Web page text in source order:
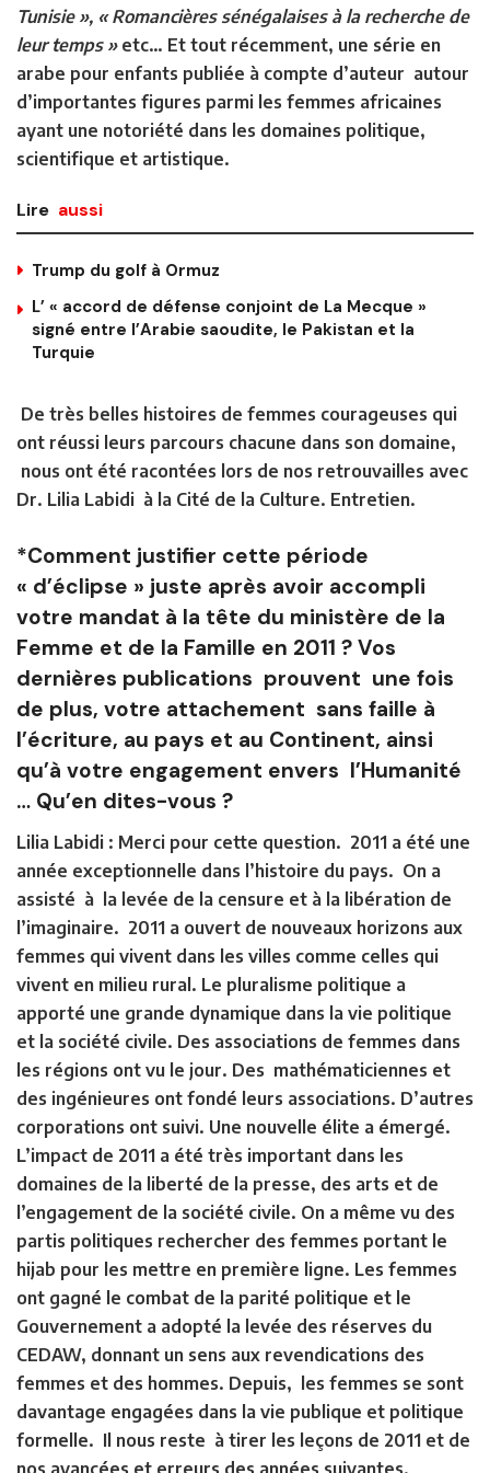
Tunisie », « Romancières sénégalaises à la recherche de
leur temps »etc… Et tout récemment, une série en
arabe pour enfants publiée à compte d’auteur autour
d’importantes figures parmi les femmes africaines
ayant une notoriété dans les domaines politique,
scientifique et artistique.
Lire aussi
Trump du golf à Ormuz
L’ « accord de défense conjoint de La Mecque »
signé entre l’Arabie saoudite, le Pakistan et la
Turquie
De très belles histoires de femmes courageuses qui
ont réussi leurs parcours chacune dans son domaine,
nous ont été racontées lors de nos retrouvailles avec
Dr. Lilia Labidi à la Cité de la Culture. Entretien.
*Comment justifier cette période
« d’éclipse » juste après avoir accompli
votre mandat à la tête du ministère de la
Femme et de la Famille en 2011 ? Vos
dernières publications prouvent une fois
de plus, votre attachement sans faille à
l’écriture, au pays et au Continent, ainsi
qu’à votre engagement envers l’Humanité
… Qu’en dites-vous ?
Lilia Labidi : Merci pour cette question. 2011 a été une
année exceptionnelle dans l’histoire du pays. On a
assisté à la levée de la censure et à la libération de
l’imaginaire. 2011 a ouvert de nouveaux horizons aux
femmes qui vivent dans les villes comme celles qui
vivent en milieu rural. Le pluralisme politique a
apporté une grande dynamique dans la vie politique
et la société civile. Des associations de femmes dans
les régions ont vu le jour. Des mathématiciennes et
des ingénieures ont fondé leurs associations. D’autres
corporations ont suivi. Une nouvelle élite a émergé.
L’impact de 2011 a été très important dans les
domaines de la liberté de la presse, des arts et de
l’engagement de la société civile. On a même vu des
partis politiques rechercher des femmes portant le
hijab pour les mettre en première ligne. Les femmes
ont gagné le combat de la parité politique et le
Gouvernement a adopté la levée des réserves du
CEDAW, donnant un sens aux revendications des
femmes et des hommes. Depuis, les femmes se sont
davantage engagées dans la vie publique et politique
formelle. Il nous reste à tirer les leçons de 2011 et de
nos avancées et erreurs des années suivantes.